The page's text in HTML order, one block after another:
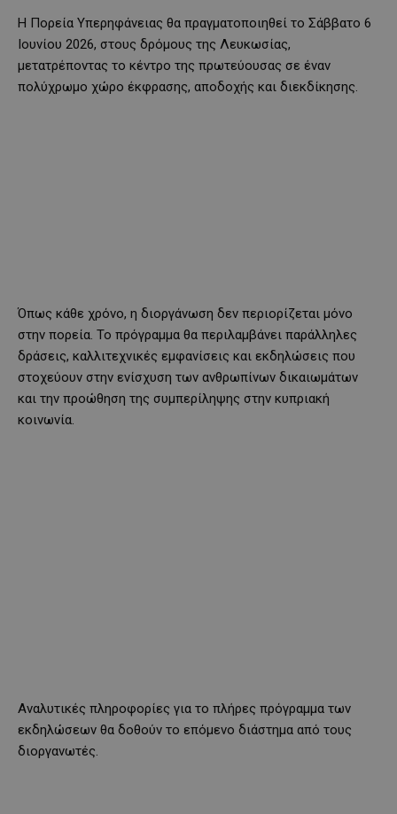
Η Πορεία Υπερηφάνειας θα πραγματοποιηθεί το Σάββατο 6
Ιουνίου 2026, στους δρόμους της Λευκωσίας,
μετατρέποντας το κέντρο της πρωτεύουσας σε έναν
πολύχρωμο χώρο έκφρασης, αποδοχής και διεκδίκησης.
Όπως κάθε χρόνο, η διοργάνωση δεν περιορίζεται μόνο
στην πορεία. Το πρόγραμμα θα περιλαμβάνει παράλληλες
δράσεις, καλλιτεχνικές εμφανίσεις και εκδηλώσεις που
στοχεύουν στην ενίσχυση των ανθρωπίνων δικαιωμάτων
και την προώθηση της συμπερίληψης στην κυπριακή
κοινωνία.
Αναλυτικές πληροφορίες για το πλήρες πρόγραμμα των
εκδηλώσεων θα δοθούν το επόμενο διάστημα από τους
διοργανωτές.